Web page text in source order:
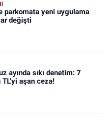
parkomata yeni uygulama
değişti
ayında sıkı denetim: 7
aşan ceza!